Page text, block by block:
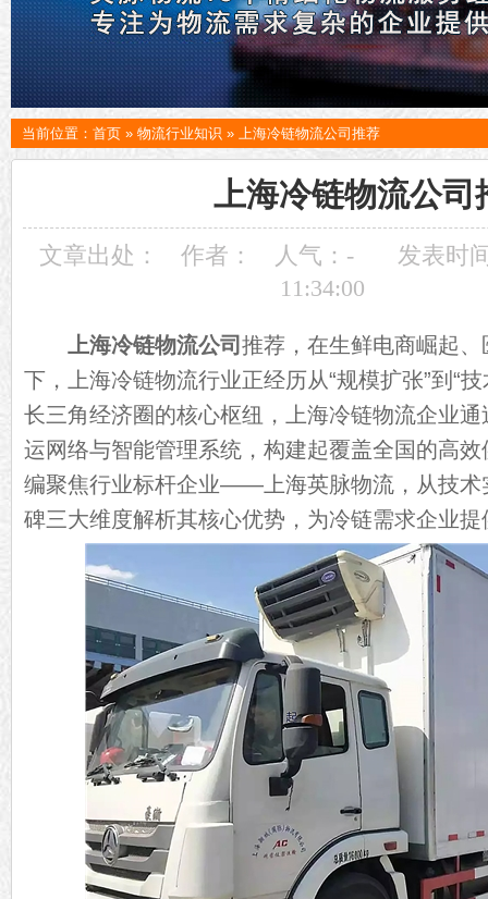
当前位置： 首页 » 物流行业知识 » 上海冷链物流公司推荐
上海冷链物流公司
文章出处： 作者： 人气： -
发表时
11:34:00
上海冷链物流公司 推荐，在生鲜电商崛起
下，上海冷链物流行业正经历从“规模扩张”到“
长三角经济圈的核心枢纽，上海冷链物流企业
运网络与智能管理系统，构建起覆盖全国的高
编聚焦行业标杆企业——上海英脉物流，从技术
碑三大维度解析其核心优势，为冷链需求企业